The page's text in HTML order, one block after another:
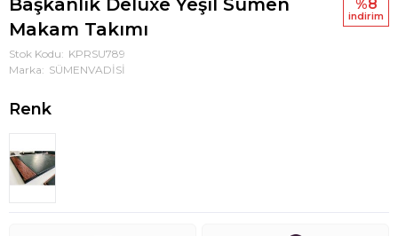
Başkanlık Deluxe Yeşil Sümen
Makam Takımı
Stok Kodu
KPRSU789
Marka
SÜMENVADİSİ
%8
i̇ndi̇ri̇m
Renk